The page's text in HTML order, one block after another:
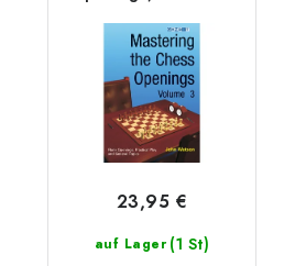
auf Lager (1 St)
23,95 €